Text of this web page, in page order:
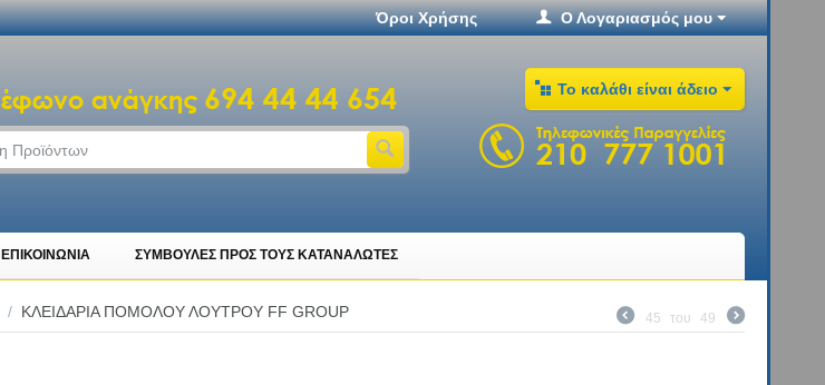
Ο Λογαριασμός μου
Όροι Χρήσης
Το καλάθι είναι άδειο
ΕΠΙΚΟΙΝΩΝΙΑ ΣΥΜΒΟΥΛΕΣ ΠΡΟΣ ΤΟΥΣ ΚΑΤΑΝΑΛΩΤΕΣ
/ ΚΛΕΙΔΑΡΙΑ ΠΟΜΟΛΟΥ ΛΟΥΤΡΟΥ FF GROUP 45 του 49